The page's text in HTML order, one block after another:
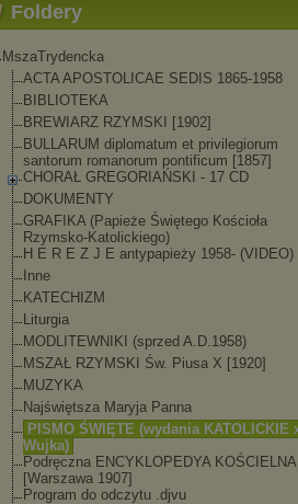
Foldery
MszaTrydencka
ACTA APOSTOLICAE SEDIS 1865-1958
BIBLIOTEKA
BREWIARZ RZYMSKI [1902]
BULLARUM diplomatum et privilegiorum
santorum romanorum pontificum [1857]
CHORAŁ GREGORIAŃSKI - 17 CD
DOKUMENTY
GRAFIKA (Papieże Świętego Kościoła
Rzymsko-Katolickiego)
H E R E Z J E antypapieży 1958- (VIDEO)
Inne
KATECHIZM
Liturgia
MODLITEWNIKI (sprzed A.D.1958)
MSZAŁ RZYMSKI Św. Piusa X [1920]
MUZYKA
Najświętsza Maryja Panna
PISMO ŚWIĘTE (wydania KATOLICKIE
Wujka)
Podręczna ENCYKLOPEDYA KOŚCIELNA
[Warszawa 1907]
Program do odczytu .djvu